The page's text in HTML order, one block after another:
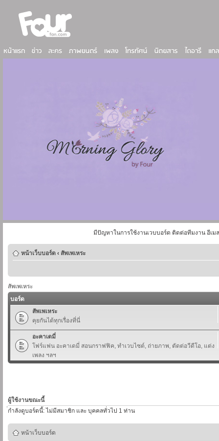
มีปัญหาในการใช้งานเวบบอร์ด ติดต่อทีมงาน อีเม
หน้าเว็บบอร์ด ‹ สัพเพเหระ
สัพเพเหระ
บอร์ด
สัพเพเหระ
คุยกันได้ทุกเรื่องที่นี่
อะคาเดมี่
โฟร์แฟน อะคาเดมี่ สอนกราฟฟิค, ทำเวบไซต์, ถ่ายภาพ, ตัดต่อวีดีโอ, แต่ง
เพลง ฯลฯ
ผู้ใช้งานขณะนี้
่กำลังดูบอร์ดนี้: ไม่มีสมาชิก และ บุคคลทั่วไป 1 ท่าน
หน้าเว็บบอร์ด